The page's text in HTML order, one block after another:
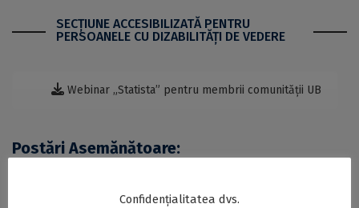
SECŢIUNE ACCESIBILIZATĂ PENTRU
PERSOANELE CU DIZABILITĂŢI DE VEDERE
Webinar „Statista” pentru membrii comunității UB
Postări Asemănătoare:
Confidențialitatea dvs.